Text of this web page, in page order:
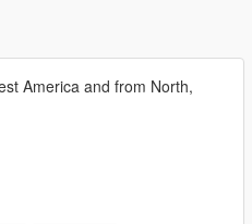
America and from North,